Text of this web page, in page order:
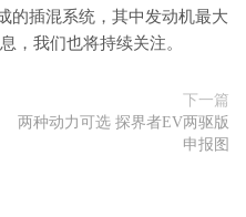
的插混系统，其中发动机最大
，我们也将持续关注。
下一篇
两种动力可选 探界者EV两驱版
申报图